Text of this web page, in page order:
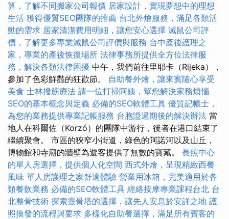
算，了解不同搬家公司報價 居家設計，實現夢想中的理想
生活 獲得優質SEO團隊的推薦 台北外燴服務，滿足各類活
動的需求 居家清潔費用明細，讓您安心選擇 滅鼠公司評
價，了解更多專業滅鼠公司評價與服務 台中產後護理之
家，專業的產後恢復場所 法律事務所提供全方位法律服
務，解決各類法律困擾 中午，我們前往里耶卡（Rijeka），
參加了色彩鮮豔的狂歡節。 自助餐外燴，讓來賓隨心享受
美食 士林撥筋療法 請一位打掃阿姨，幫您解決家務煩惱
SEO的基本概念與定義 必備的SEO軟體工具 優質記帳士，
為您的業務提供專業記帳服務 台胞證過期後的解決辦法 當
地人在科爾佐（Korzó）的團隊中游行，後者在港口結束了
繼續聚會。 市區的狹窄小街道，綠色的阿諾河以及山丘，
博物館和寺廟的牆壁為遊客提供了無數的寶藏。 長照中心
的單人房選擇，提供個人化空間 西式外燴，呈現精緻西餐
風味 單人房護理之家舒適體驗 營業用冰箱，完美適用於各
類餐飲業務 必備的SEO軟體工具 經絡按摩專業課程台北 台
北整骨技術 探索靈骨塔的選擇，讓先人安息於安詳之地 護
照換發的流程與要求 多樣化自助餐選擇，滿足所有賓客的